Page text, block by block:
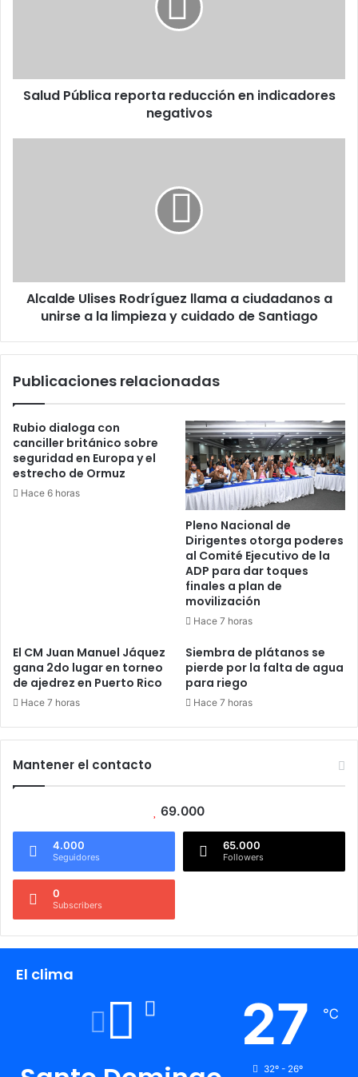
Salud Pública reporta reducción en indicadores
negativos
a
limpieza
Santiago
Alcalde Ulises Rodríguez llama a ciudadanos a
unirse a la limpieza y cuidado de Santiago
Publicaciones relacionadas
Rubio dialoga con
canciller británico sobre
seguridad en Europa y el
estrecho de Ormuz
Hace 6 horas
Pleno Nacional de
Dirigentes otorga poderes
al Comité Ejecutivo de la
ADP para dar toques
finales a plan de
movilización
Hace 7 horas
El CM Juan Manuel Jáquez
gana 2do lugar en torneo
de ajedrez en Puerto Rico
Hace 7 horas
Siembra de plátanos se
pierde por la falta de agua
para riego
Hace 7 horas
Mantener el contacto
69.000
4.000
Seguidores
65.000
Followers
0
Subscribers
El clima
27 ℃
32º - 26º